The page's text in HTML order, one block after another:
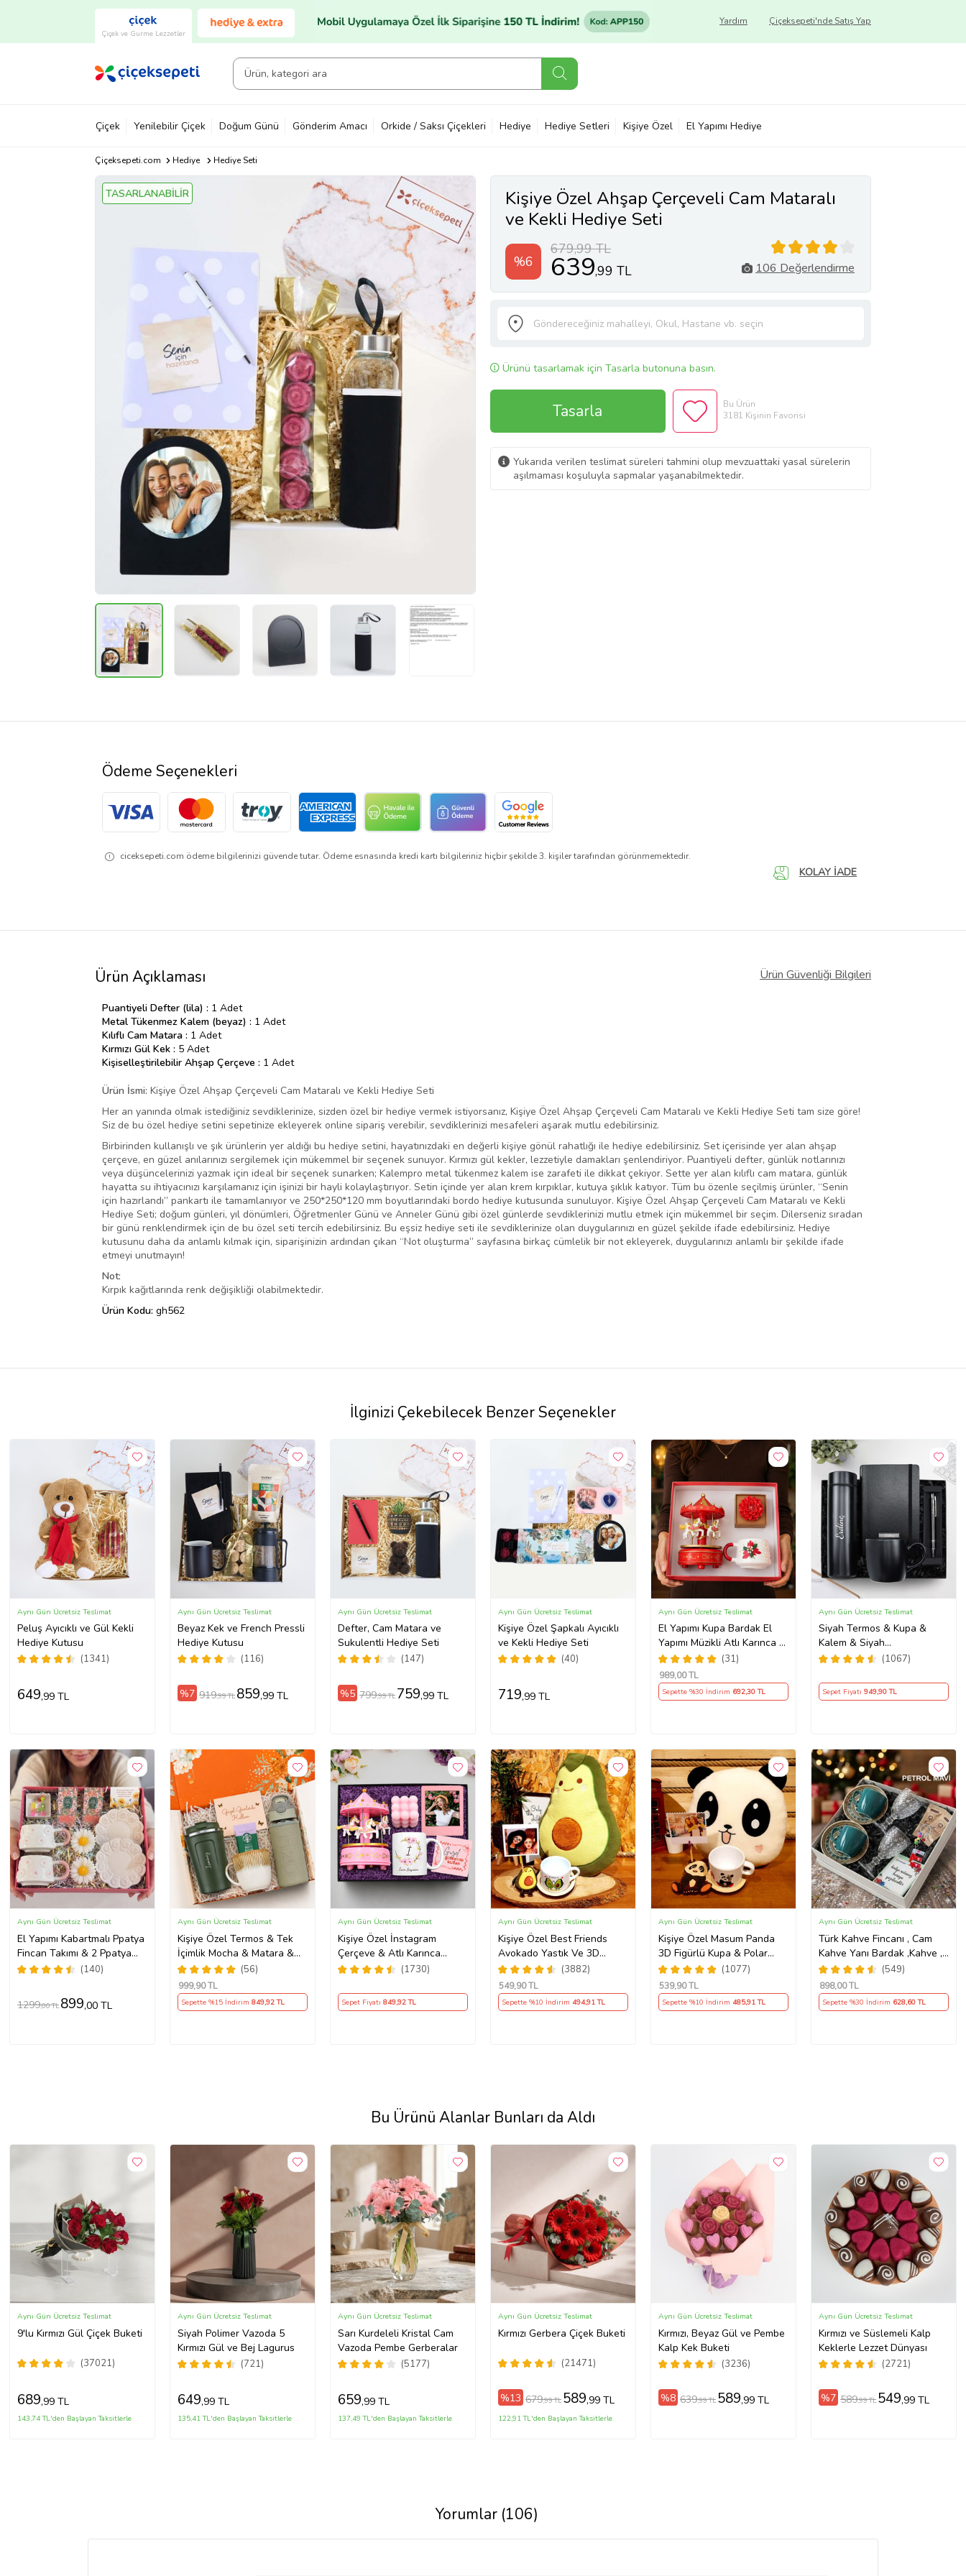
Çiçek ve Gurme Lezzetler
Çiçeksepeti'nde Satış Yap
Yardım
Çiçek Yenilebilir Çiçek Doğum Günü Gönderim Amacı Orkide / Saksı Çiçekleri Hediye Hediye Setleri Kişiye Özel El Yapımı Hediye
Çiçeksepeti.com Hediye Hediye Seti
TASARLANABİLİR
Kişiye Özel Ahşap Çerçeveli Cam Mataralı
ve Kekli Hediye Seti
%6
679,99 TL
639,99 TL 106 Değerlendirme
Ürünü tasarlamak için Tasarla butonuna basın.
Tasarla
Bu Ürün
3181 Kişinin Favorisi
Yukarıda verilen teslimat süreleri tahmini olup mevzuattaki yasal sürelerin
aşılmaması koşuluyla sapmalar yaşanabilmektedir.
Ödeme Seçenekleri
ciceksepeti.com ödeme bilgilerinizi güvende tutar. Ödeme esnasında kredi kartı bilgileriniz hiçbir şekilde 3. kişiler tarafından görünmemektedir.
KOLAY İADE
Ürün Açıklaması Ürün Güvenliği Bilgileri
Puantiyeli Defter (lila) : 1 Adet
Metal Tükenmez Kalem (beyaz) : 1 Adet
Kılıflı Cam Matara : 1 Adet
Kırmızı Gül Kek : 5 Adet
Kişiselleştirilebilir Ahşap Çerçeve : 1 Adet
Ürün İsmi: Kişiye Özel Ahşap Çerçeveli Cam Mataralı ve Kekli Hediye Seti
Her an yanında olmak istediğiniz sevdiklerinize, sizden özel bir hediye vermek istiyorsanız, Kişiye Özel Ahşap Çerçeveli Cam Mataralı ve Kekli Hediye Seti tam size göre!
Siz de bu özel hediye setini sepetinize ekleyerek online sipariş verebilir, sevdiklerinizi mesafeleri aşarak mutlu edebilirsiniz.
Birbirinden kullanışlı ve şık ürünlerin yer aldığı bu hediye setini, hayatınızdaki en değerli kişiye gönül rahatlığı ile hediye edebilirsiniz. Set içerisinde yer alan ahşap
çerçeve, en güzel anılarınızı sergilemek için mükemmel bir seçenek sunuyor. Kırmızı gül kekler, lezzetiyle damakları şenlendiriyor. Puantiyeli defter, günlük notlarınızı
veya düşüncelerinizi yazmak için ideal bir seçenek sunarken; Kalempro metal tükenmez kalem ise zarafeti ile dikkat çekiyor. Sette yer alan kılıflı cam matara, günlük
hayatta su ihtiyacınızı karşılamanız için işinizi bir hayli kolaylaştırıyor. Setin içinde yer alan krem kırpıklar, kutuya şıklık katıyor. Tüm bu özenle seçilmiş ürünler, “Senin
için hazırlandı” pankartı ile tamamlanıyor ve 250*250*120 mm boyutlarındaki bordo hediye kutusunda sunuluyor. Kişiye Özel Ahşap Çerçeveli Cam Mataralı ve Kekli
Hediye Seti; doğum günleri, yıl dönümleri, Öğretmenler Günü ve Anneler Günü gibi özel günlerde sevdiklerinizi mutlu etmek için mükemmel bir seçim. Dilerseniz sıradan
bir günü renklendirmek için de bu özel seti tercih edebilirsiniz. Bu eşsiz hediye seti ile sevdiklerinize olan duygularınızı en güzel şekilde ifade edebilirsiniz. Hediye
kutusunu daha da anlamlı kılmak için, siparişinizin ardından çıkan “Not oluşturma” sayfasına birkaç cümlelik bir not ekleyerek, duygularınızı anlamlı bir şekilde ifade
etmeyi unutmayın!
Not:
Kırpık kağıtlarında renk değişikliği olabilmektedir.
Ürün Kodu: gh562
İlginizi Çekebilecek Benzer Seçenekler
Peluş Ayıcıklı ve Gül Kekli
Hediye Kutusu
(1341)
Aynı Gün Ücretsiz Teslimat
649,99 TL
Beyaz Kek ve French Pressli
Hediye Kutusu
(116)
Aynı Gün Ücretsiz Teslimat
%7 919,99 TL 859,99 TL
Defter, Cam Matara ve
Sukulentli Hediye Seti
(147)
Aynı Gün Ücretsiz Teslimat
%5 799,99 TL 759,99 TL
Kişiye Özel Şapkalı Ayıcıklı
ve Kekli Hediye Seti
(40)
Aynı Gün Ücretsiz Teslimat
719,99 TL
El Yapımı Kupa Bardak El
Yapımı Müzikli Atlı Karınca El
Yapımı Mum AYN34
(31)
Aynı Gün Ücretsiz Teslimat
989,00 TL
Sepette %30 İndirim 692,30 TL
Siyah Termos & Kupa &
Kalem & Siyah
Defter Hediye Seti
(1067)
Aynı Gün Ücretsiz Teslimat
Sepet Fiyatı949,90 TL
El Yapımı Kabartmalı Ppatya
Fincan Takımı & 2 Ppatya
Mum & Harf Anahtarlık &
(140)
Aynı Gün Ücretsiz Teslimat
1299,00 TL 899,00 TL
Kişiye Özel Termos & Tek
İçimlik Mocha & Matara &
Kupa Hediye Seti
(56)
Aynı Gün Ücretsiz Teslimat
999,90 TL
Sepette %15 İndirim 849,92 TL
Kişiye Özel İnstagram
Çerçeve & Atlı Karınca
Müzik Kutusu & Pembe
Seti
(1730)
Aynı Gün Ücretsiz Teslimat
Sepet Fiyatı 849,92 TL
Kişiye Özel Best Friends
Avokado Yastık Ve 3D
Avakado Kupa Arkadaşa
Hediye
(3882)
Aynı Gün Ücretsiz Teslimat
549,90 TL
Sepette %10 İndirim 494,91 TL
Kişiye Özel Masum Panda
3D Figürlü Kupa & Polar
Yastık Arkadaşa Hediye
(1077)
Aynı Gün Ücretsiz Teslimat
539,90 TL
Sepette %10 İndirim 485,91 TL
Türk Kahve Fincanı , Cam
Kahve Yanı Bardak ,Kahve ,
Epoksi Anahtarlık ,
Kahvesever Hediye Seti
AYN34 KŞSL
(549)
Aynı Gün Ücretsiz Teslimat
898,00 TL
Sepette %30 İndirim 628,60 TL
Bu Ürünü Alanlar Bunları da Aldı
9'lu Kırmızı Gül Çiçek Buketi
(37021)
Aynı Gün Ücretsiz Teslimat
689,99 TL
143,74 TL'den Başlayan Taksitlerle
Siyah Polimer Vazoda 5
Kırmızı Gül ve Bej Lagurus
(721)
Aynı Gün Ücretsiz Teslimat
649,99 TL
135,41 TL'den Başlayan Taksitlerle
Sarı Kurdeleli Kristal Cam
Vazoda Pembe Gerberalar
(5177)
Aynı Gün Ücretsiz Teslimat
659,99 TL
137,49 TL'den Başlayan Taksitlerle
Kırmızı Gerbera Çiçek Buketi
(21471)
Aynı Gün Ücretsiz Teslimat
%13 679,99 TL 589,99 TL
122,91 TL'den Başlayan Taksitlerle
Kırmızı, Beyaz Gül ve Pembe
Kalp Kek Buketi
(3236)
Aynı Gün Ücretsiz Teslimat
%8 639,99 TL 589,99 TL
Kırmızı ve Süslemeli Kalp
Keklerle Lezzet Dünyası
(2721)
Aynı Gün Ücretsiz Teslimat
%7 589,99 TL 549,99 TL
Yorumlar (106)